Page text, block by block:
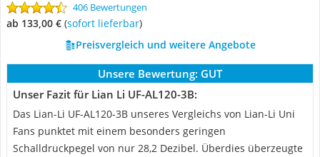
406 Bewertungen
ab 133,00 € ( Sofort lieferbar)
Preisvergleich und weitere Angebote
Unsere Bewertung: GUT
Unser Fazit für Lian Li ‎UF-AL120-3B:
Das Lian-Li UF-AL120-3B unseres Vergleichs von Lian-Li Uni
Fans punktet mit einem besonders geringen
Schalldruckpegel von nur 28,2 Dezibel. Überdies überzeugte